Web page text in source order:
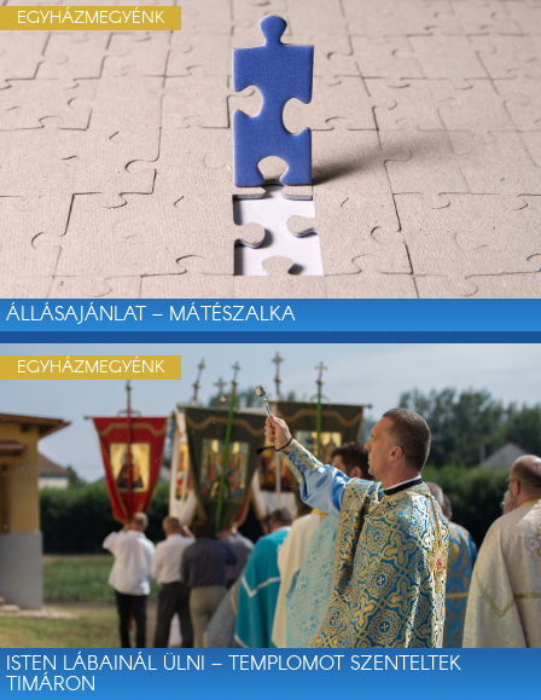
ÁLLÁSAJÁNLAT – MÁTÉSZALKA
EGYHÁZMEGYÉNK
ISTEN LÁBAINÁL ÜLNI – TEMPLOMOT SZENTELTEK
TIMÁRON
EGYHÁZMEGYÉNK